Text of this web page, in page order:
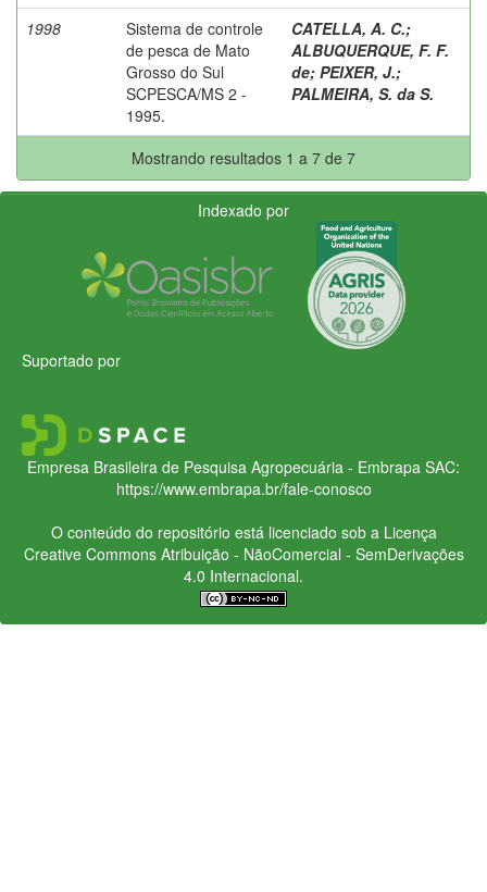
1998
Sistema de controle
de pesca de Mato
Grosso do Sul
SCPESCA/MS 2 -
1995.
CATELLA, A. C.;
ALBUQUERQUE, F. F.
de; PEIXER, J.;
PALMEIRA, S. da S.
Mostrando resultados 1 a 7 de 7
Indexado por
Suportado por
Empresa Brasileira de Pesquisa Agropecuária - Embrapa SAC:
https://www.embrapa.br/fale-conosco
O conteúdo do repositório está licenciado sob a Licença
Creative CommonsAtribuição - NãoComercial - SemDerivações
4.0 Internacional.